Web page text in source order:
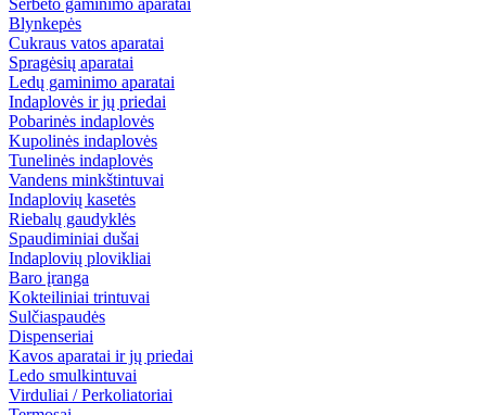
Šerbeto gaminimo aparatai
Blynkepės
Cukraus vatos aparatai
Spragėsių aparatai
Ledų gaminimo aparatai
Indaplovės ir jų priedai
Pobarinės indaplovės
Kupolinės indaplovės
Tunelinės indaplovės
Vandens minkštintuvai
Indaplovių kasetės
Riebalų gaudyklės
Spaudiminiai dušai
Indaplovių plovikliai
Baro įranga
Kokteiliniai trintuvai
Sulčiaspaudės
Dispenseriai
Kavos aparatai ir jų priedai
Ledo smulkintuvai
Virduliai / Perkoliatoriai